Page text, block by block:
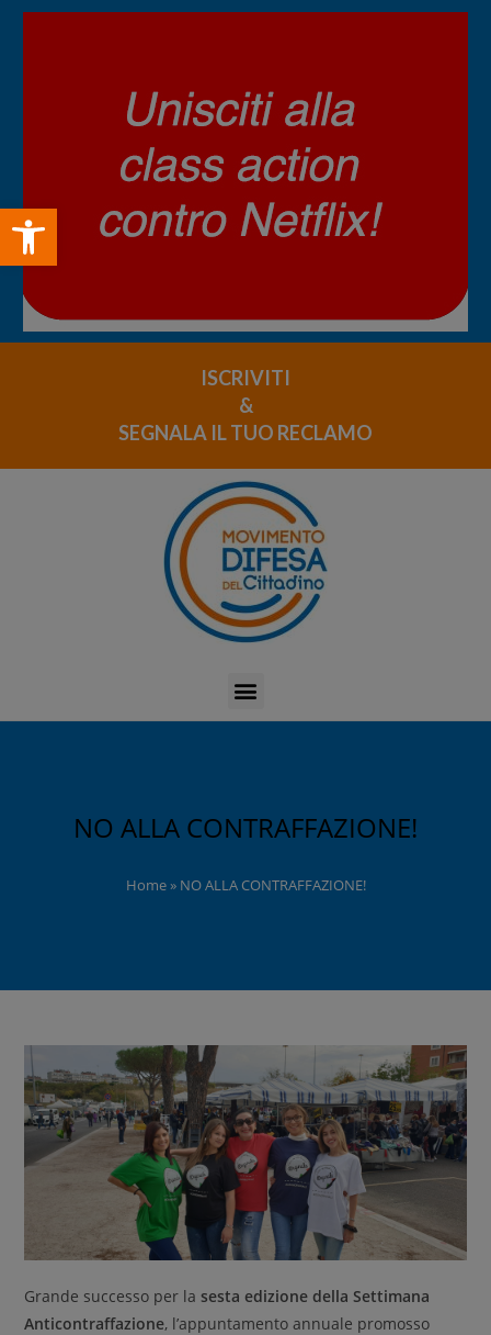
Open toolbar
ISCRIVITI
&
SEGNALA IL TUO RECLAMO
NO ALLA CONTRAFFAZIONE!
Home» NO ALLA CONTRAFFAZIONE!
Grande successo per la sesta edizione della Settimana
Anticontraffazione, l’appuntamento annuale promosso